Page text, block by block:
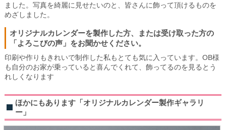
ました。写真を綺麗に見せたいのと、皆さんに飾って頂けるものを
めざしました。
オリジナルカレンダーを製作した方、または受け取った方の
「よろこびの声」をお聞かせください。
印刷や作りもきれいで制作した私もとても気に入っています。OB様
も自分のお家が乗っていると喜んでくれて、飾ってるのを見るとう
れしくなります
ほかにもあります「オリジナルカレンダー製作ギャラリ
ー」